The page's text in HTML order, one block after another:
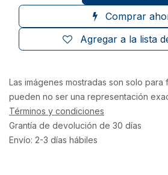
Comprar
Agregar a la lista
Las imágenes mostradas son solo para
pueden no ser una representación
Términos y condiciones
Grantía de devolución de 30 días
Envío: 2-3 días hábiles